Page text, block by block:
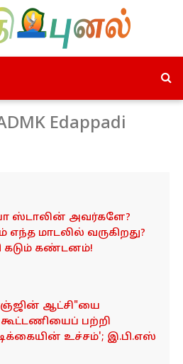
Edappadi
ஸ்டாலின் அவர்களே?
மாடலில் வருகிறது?
கடும் கண்டனம்!
ஆட்சி"யை
கூட்டணியைப் பற்றி
உச்சம்'; இ.பி.எஸ்